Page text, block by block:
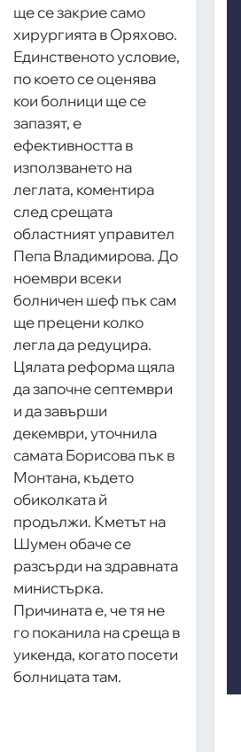
ще се закрие само
хирургията в Оряхово.
Единственото условие,
по което се оценява
кои болници ще се
запазят, е
ефективността в
използването на
леглата, коментира
след срещата
областният управител
Пепа Владимирова. До
ноември всеки
болничен шеф пък сам
ще прецени колко
легла да редуцира.
Цялата реформа щяла
да започне септември
и да завърши
декември, уточнила
самата Борисова пък в
Монтана, където
обиколката й
продължи. Кметът на
Шумен обаче се
разсърди на здравната
министърка.
Причината е, че тя не
го поканила на среща в
уикенда, когато посети
болницата там.